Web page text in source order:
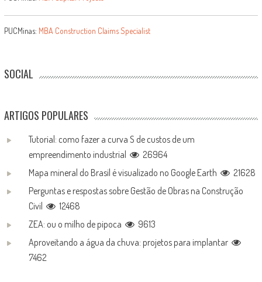
PUCMinas: MBA Construction Claims Specialist
SOCIAL
ARTIGOS POPULARES
Tutorial: como fazer a curva S de custos de um
empreendimento industrial
26964
Mapa mineral do Brasil é visualizado no Google Earth
21628
Perguntas e respostas sobre Gestão de Obras na Construção
Civil
12468
ZEA: ou o milho de pipoca
9613
Aproveitando a água da chuva: projetos para implantar
7462